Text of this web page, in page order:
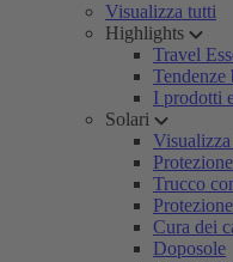
Visualizza tutti
Highlights
Travel
Tendenze
I prodotti
Solari
Trucco
Cura dei
Doposole